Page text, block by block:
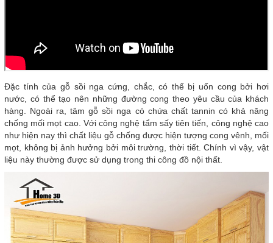
Đặc tính của gỗ sồi nga cứng, chắc, có thể bị uốn cong bởi hơi
nước, có thể tạo nên những đường cong theo yêu cầu của khách
hàng. Ngoài ra, tâm gỗ sồi nga có chứa chất tannin có khả năng
chống mối mọt cao. Với công nghệ tẩm sấy tiên tiến, công nghệ cao
như hiện nay thì chất liệu gỗ chống được hiện tượng cong vênh, mối
mọt, không bị ảnh hưởng bởi môi trường, thời tiết. Chính vì vậy, vật
liệu này thường được sử dụng trong thi công đồ nội thất.